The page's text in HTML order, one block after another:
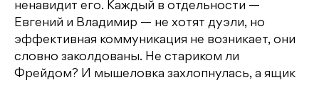
ненавидит его. Каждый в отдельности —
Евгений и Владимир — не хотят дуэли, но
эффективная коммуникация не возникает, они
словно заколдованы. Не стариком ли
Фрейдом? И мышеловка захлопнулась, а ящик